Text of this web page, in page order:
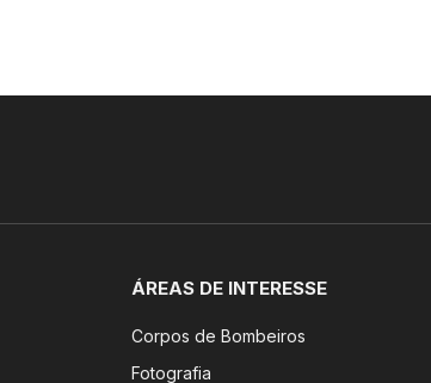
ÁREAS DE INTERESSE
Corpos de Bombeiros
Fotografia